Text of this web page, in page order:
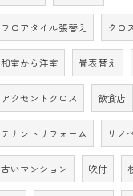
フロアタイル張替え クロ
和室から洋室 畳表替え
アクセントクロス 飲食店
テナントリフォーム リノ
古いマンション 吹付